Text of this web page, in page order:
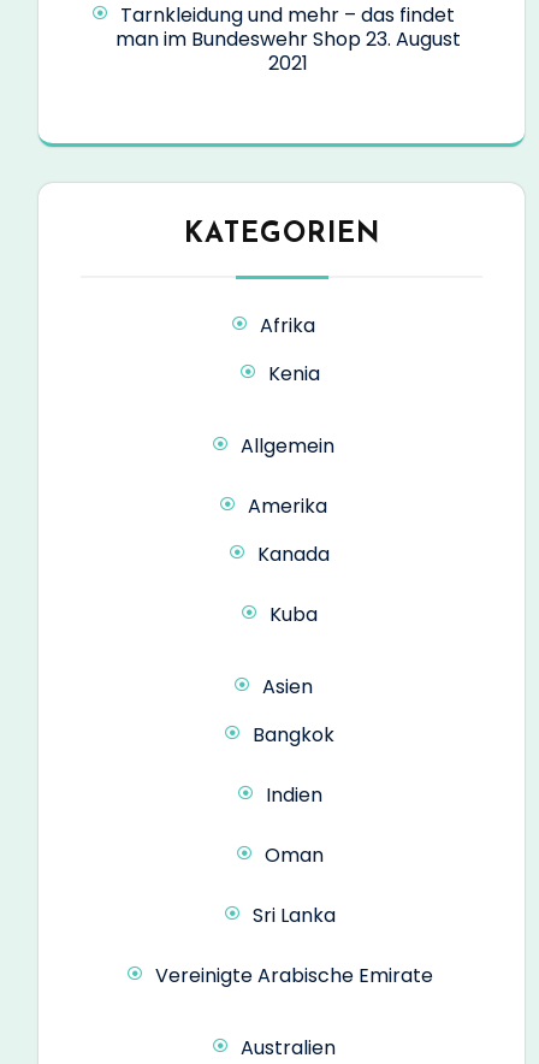
Tarnkleidung und mehr – das findet
man im Bundeswehr Shop23. August
2021
KATEGORIEN
Afrika
Kenia
Allgemein
Amerika
Kanada
Kuba
Asien
Bangkok
Indien
Oman
Sri Lanka
Vereinigte Arabische Emirate
Australien